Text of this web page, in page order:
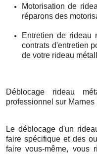
Motorisation de
réparons des
Entretien de rideau
contrats d'entretien
de votre rideau
Déblocage rideau
professionnel sur Marnes
Le déblocage d'un
faire spécifique et des
faire vous-même, vous